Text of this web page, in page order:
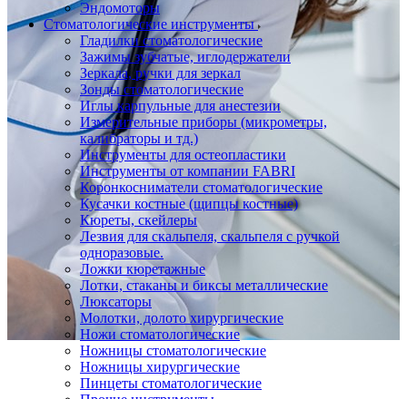
Эндомоторы
Стоматологические инструменты
Гладилки стоматологические
Зажимы зубчатые, иглодержатели
Зеркала, ручки для зеркал
Зонды стоматологические
Иглы карпульные для анестезии
Измерительные приборы (микрометры,
калибраторы и тд.)
Инструменты для остеопластики
Инструменты от компании FABRI
Коронкосниматели стоматологические
Кусачки костные (щипцы костные)
Кюреты, скейлеры
Лезвия для скальпеля, скальпеля с ручкой
одноразовые.
Ложки кюретажные
Лотки, стаканы и биксы металлические
Люксаторы
Молотки, долото хирургические
Ножи стоматологические
Ножницы стоматологические
Ножницы хирургические
Пинцеты стоматологические